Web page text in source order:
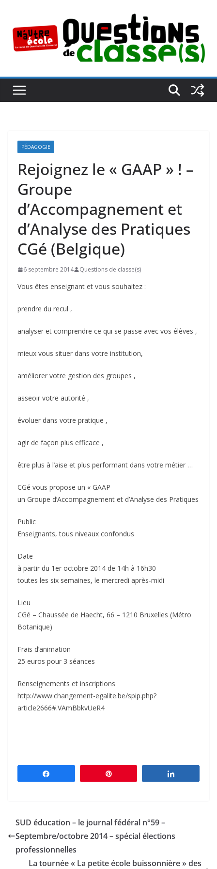
contenu
PÉDAGOGIE
Rejoignez le « GAAP » ! –
Groupe
d’Accompagnement et
d’Analyse des Pratiques
CGé (Belgique)
6 septembre 2014 Questions de classe(s)
Vous êtes enseignant et vous souhaitez :
prendre du recul ,
analyser et comprendre ce qui se passe avec vos élèves ,
mieux vous situer dans votre institution,
améliorer votre gestion des groupes ,
asseoir votre autorité ,
évoluer dans votre pratique ,
agir de façon plus efficace ,
être plus à l’aise et plus performant dans votre métier …
CGé vous propose un « GAAP
un Groupe d’Accompagnement et d’Analyse des Pratiques
Public
Enseignants, tous niveaux confondus
Date
à partir du 1er octobre 2014 de 14h à 16h30
toutes les six semaines, le mercredi après-midi
Lieu
CGé – Chaussée de Haecht, 66 – 1210 Bruxelles (Métro
Botanique)
Frais d’animation
25 euros pour 3 séances
Renseignements et inscriptions
http://www.changement-egalite.be/spip.php?
article2666#.VAmBbkvUeR4
SUD éducation – le journal fédéral n°59 –
Septembre/octobre 2014 – spécial élections
professionnelles
La tournée « La petite école buissonnière » des